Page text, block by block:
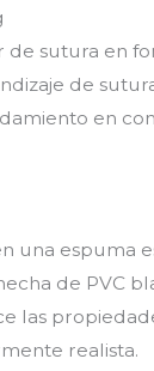
de sutura en
de
en
una espuma
de PVC
las
realista.